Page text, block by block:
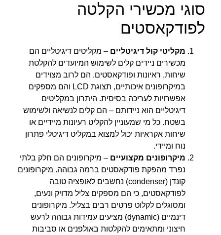
סוגי מכשירי הקלטה
לפודקאסטים
מקליטי קול דיגיטליים – מקליטים דיגיטליים הם
מכשירים ניידים קלים לשימוש המיועדים להקלטת
שיחות, ראיונות ופודקאסטים. הם לרוב מצוידים
במיקרופונים איכותיים, תצוגת LCD והם מספקים
אפשרויות לעריכה בסיסית. היתרון במקליטים
דיגיטליים הוא ניידותם – הם קלים לנשיאה ולשימוש
בשטח. כל מי שמעוניין להקליט רעיונות מיידיים או
שיחות אקראיות יכול למצוא במקליט דיגיטלי פתרון
נוח ומיידי.
מיקרופונים מקצועיים – מיקרופונים הם חלק בלתי
נפרד מהפקת פודקאסטים ברמה גבוהה. מיקרופונים
קונדן (condenser) נחשבים לאופציה טובה
לפודקאסטים, כי הם מספקים צליל מדויק ונעים,
ומסוגלים לקלוט פרטים רבים בצליל. מיקרופונים
דינמיים (dynamic) מציעים עמידות גבוהה לרעש
חיצוני ומתאימים להקלטות באולפנים או סביבות